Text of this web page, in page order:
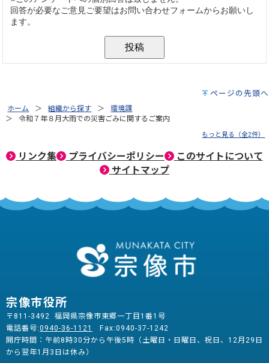
ページの先頭へ
ホーム 組織から探す
環境課
令和７年８月大雨での災害ごみに関するご案内
もっと見る（全2件）
リンク集 プライバシーポリシー
このサイトについて
サイトマップ
宗像市役所
〒811-3492 福岡県宗像市東郷一丁目1番1号
電話番号:0940-36-1121
Fax:0940-37-1242
開庁時間：午前8時30分から午後5時（土曜日・日曜日、祝日、12月29日
から翌年1月3日は休み）